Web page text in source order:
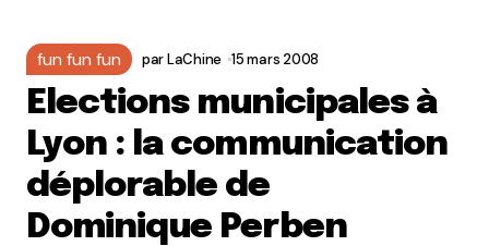
fun fun fun parLaChine 15 mars 2008
Elections municipales à
Lyon : la communication
déplorable de
Dominique Perben